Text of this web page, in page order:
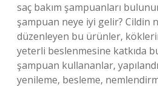
saç bakım şampuanları
şampuan neye iyi gelir? Cildin
düzenleyen bu ürünler,
yeterli beslenmesine katkıda
şampuan kullananlar,
yenileme, besleme,